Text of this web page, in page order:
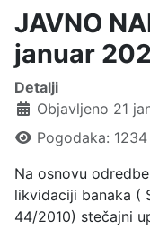
JAVNO
januar
Detalji
Objavljeno 21
Pogodaka: 1234
Na osnovu
likvidaciji banaka (
44/2010) stečajni